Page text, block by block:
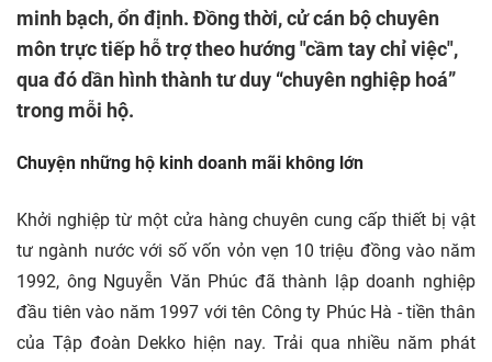
minh bạch, ổn định. Đồng thời, cử cán bộ chuyên
môn trực tiếp hỗ trợ theo hướng "cầm tay chỉ việc",
qua đó dần hình thành tư duy “chuyên nghiệp hoá”
trong mỗi hộ.
Chuyện những hộ kinh doanh mãi không lớn
Khởi nghiệp từ một cửa hàng chuyên cung cấp thiết bị vật
tư ngành nước với số vốn vỏn vẹn 10 triệu đồng vào năm
1992, ông Nguyễn Văn Phúc đã thành lập doanh nghiệp
đầu tiên vào năm 1997 với tên Công ty Phúc Hà - tiền thân
của Tập đoàn Dekko hiện nay. Trải qua nhiều năm phát